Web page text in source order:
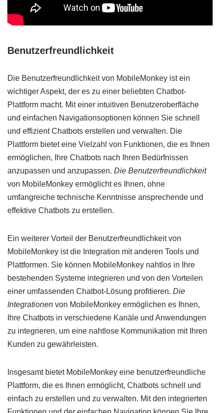
Benutzerfreundlichkeit
Die Benutzerfreundlichkeit von MobileMonkey ist ein
wichtiger Aspekt, der es zu einer beliebten Chatbot-
Plattform macht. Mit einer intuitiven Benutzeroberfläche
und einfachen Navigationsoptionen können Sie schnell
und effizient Chatbots erstellen und verwalten. Die
Plattform bietet eine Vielzahl von Funktionen, die es Ihnen
ermöglichen, Ihre Chatbots nach Ihren Bedürfnissen
anzupassen und anzupassen. Die Benutzerfreundlichkeit
von MobileMonkey ermöglicht es Ihnen, ohne
umfangreiche technische Kenntnisse ansprechende und
effektive Chatbots zu erstellen.
Ein weiterer Vorteil der Benutzerfreundlichkeit von
MobileMonkey ist die Integration mit anderen Tools und
Plattformen. Sie können MobileMonkey nahtlos in Ihre
bestehenden Systeme integrieren und von den Vorteilen
einer umfassenden Chatbot-Lösung profitieren. Die
Integrationen von MobileMonkey ermöglichen es Ihnen,
Ihre Chatbots in verschiedene Kanäle und Anwendungen
zu integrieren, um eine nahtlose Kommunikation mit Ihren
Kunden zu gewährleisten.
Insgesamt bietet MobileMonkey eine benutzerfreundliche
Plattform, die es Ihnen ermöglicht, Chatbots schnell und
einfach zu erstellen und zu verwalten. Mit den integrierten